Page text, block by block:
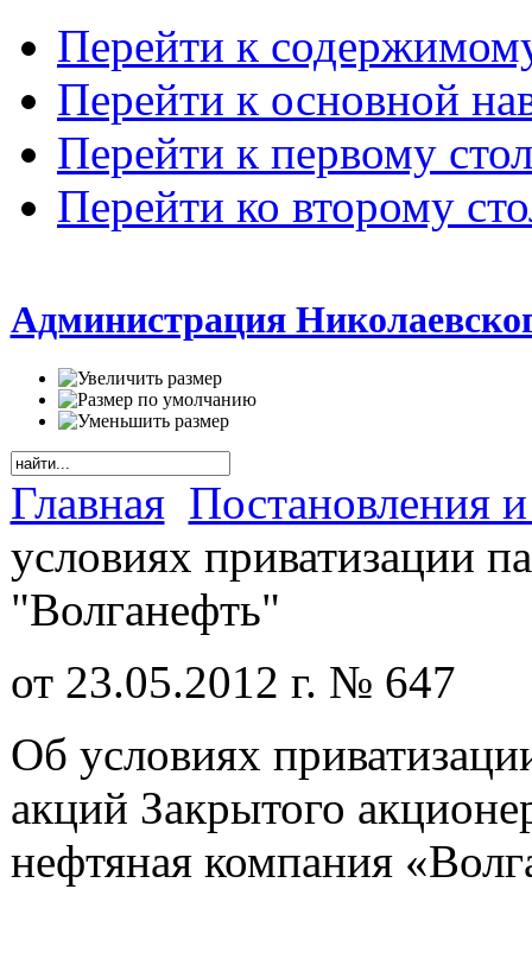
Перейти к
Перейти к основной
Перейти к первому
Перейти ко второму
Администрация
Главная Постановления
условиях приватизации
"Волганефть"
от 23.05.2012 г. № 647
Об условиях
акций Закрытого
нефтяная компания